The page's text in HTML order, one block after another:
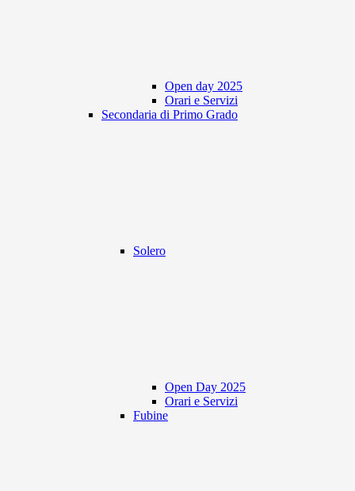
Open day 2025
Orari e Servizi
Secondaria di Primo Grado
Solero
Open Day 2025
Orari e Servizi
Fubine